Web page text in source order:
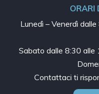
ORARI
Lunedì – Venerdì dalle
Sabato dalle 8:30 alle
Contattaci ti